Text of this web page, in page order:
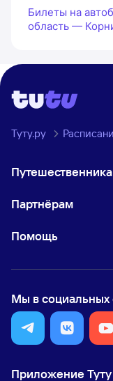
Билеты на
область —
Туту.ру
Партнёрам
Помощь
Мы в социальных
Приложение Туту